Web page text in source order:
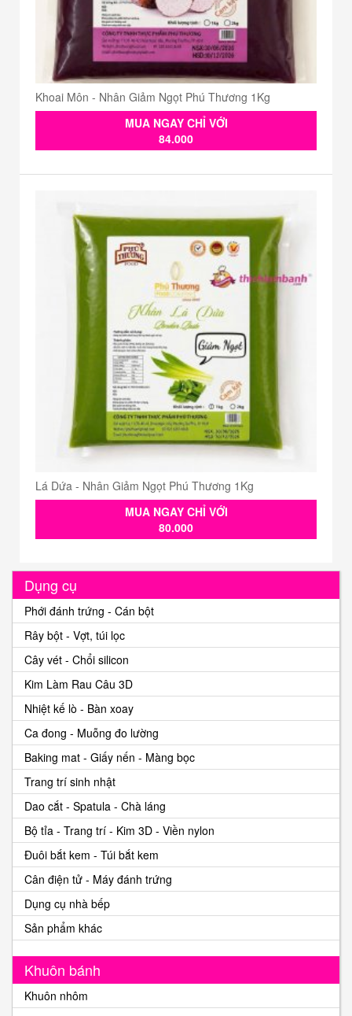
Khoai Môn - Nhân Giảm Ngọt Phú Thương 1Kg
MUA NGAY CHỈ VỚI
84.000
Lá Dứa - Nhân Giảm Ngọt Phú Thương 1Kg
MUA NGAY CHỈ VỚI
80.000
Dụng cụ
Phới đánh trứng - Cán bột
Rây bột - Vợt, túi lọc
Cây vét - Chổi silicon
Kim Làm Rau Câu 3D
Nhiệt kế lò - Bàn xoay
Ca đong - Muỗng đo lường
Baking mat - Giấy nến - Màng bọc
Trang trí sinh nhật
Dao cắt - Spatula - Chà láng
Bộ tỉa - Trang trí - Kim 3D - Viền nylon
Đuôi bắt kem - Túi bắt kem
Cân điện tử - Máy đánh trứng
Dụng cụ nhà bếp
Sản phẩm khác
Khuôn bánh
Khuôn nhôm